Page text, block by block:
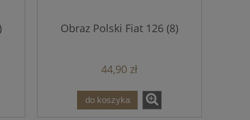
Obraz Polski Fiat 126 (8)
44,90 zł
do koszyka